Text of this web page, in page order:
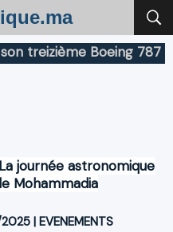
Boeing 787
journée astronomique
Mohammadia
|EVENEMENTS